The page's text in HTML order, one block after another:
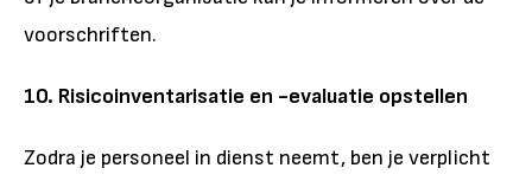
voorschriften.
10. Risicoinventarisatie en -evaluatie opstellen
Zodra je personeel in dienst neemt, ben je verplicht